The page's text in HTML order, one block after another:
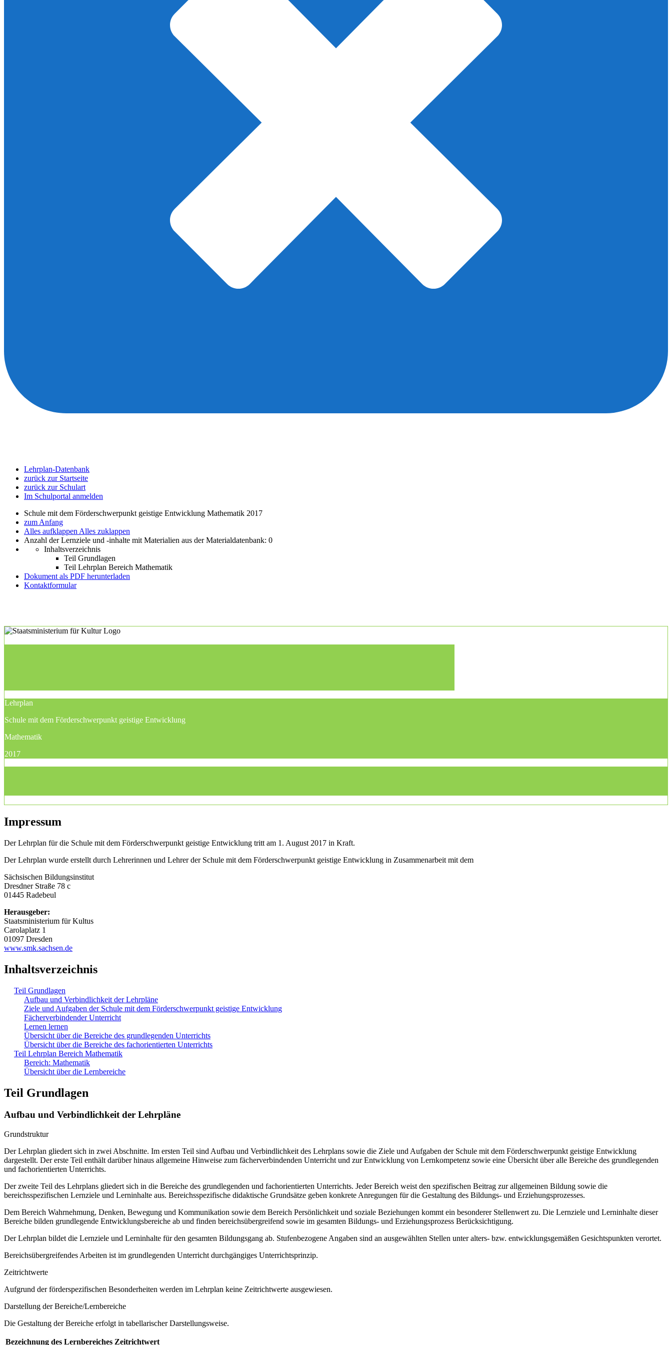
Lehrplan-Datenbank
zurück zur Startseite
zurück zur Schulart
Im Schulportal anmelden
Schule mit dem Förderschwerpunkt geistige Entwicklung Mathematik 2017
zum Anfang
Alles aufklappen Alles zuklappen
Anzahl der Lernziele und -inhalte mit Materialien aus der Materialdatenbank: 0
Inhaltsverzeichnis
Teil Grundlagen
Teil Lehrplan Bereich Mathematik
Dokument als PDF herunterladen
Kontaktformular
Lehrplan
Schule mit dem Förderschwerpunkt geistige Entwicklung
Mathematik
2017
Impressum
Der Lehrplan für die Schule mit dem Förderschwerpunkt geistige Entwicklung tritt am 1. August 2017 in Kraft.
Der Lehrplan wurde erstellt durch Lehrerinnen und Lehrer der Schule mit dem Förderschwerpunkt geistige Entwicklung in Zusammenarbeit mit dem
Sächsischen Bildungsinstitut
Dresdner Straße 78 c
01445 Radebeul
Herausgeber:
Staatsministerium für Kultus
Carolaplatz 1
01097 Dresden
www.smk.sachsen.de
Inhaltsverzeichnis
Teil Grundlagen
Aufbau und Verbindlichkeit der Lehrpläne
Ziele und Aufgaben der Schule mit dem Förderschwerpunkt geistige Entwicklung
Fächerverbindender Unterricht
Lernen lernen
Übersicht über die Bereiche des grundlegenden Unterrichts
Übersicht über die Bereiche des fachorientierten Unterrichts
Teil Lehrplan Bereich Mathematik
Bereich: Mathematik
Übersicht über die Lernbereiche
Teil Grundlagen
Aufbau und Verbindlichkeit der Lehrpläne
Grundstruktur
Der Lehrplan gliedert sich in zwei Abschnitte. Im ersten Teil sind Aufbau und Verbindlichkeit des Lehrplans sowie die Ziele und Aufgaben der Schule mit dem Förderschwerpunkt geistige Entwicklung
dargestellt. Der erste Teil enthält darüber hinaus allgemeine Hinweise zum fächerverbindenden Unterricht und zur Entwicklung von Lernkompetenz sowie eine Übersicht über alle Bereiche des grundlegenden
und fachorientierten Unterrichts.
Der zweite Teil des Lehrplans gliedert sich in die Bereiche des grundlegenden und fachorientierten Unterrichts. Jeder Bereich weist den spezifischen Beitrag zur allgemeinen Bildung sowie die
bereichsspezifischen Lernziele und Lerninhalte aus. Bereichsspezifische didaktische Grundsätze geben konkrete Anregungen für die Gestaltung des Bildungs- und Erziehungsprozesses.
Dem Bereich Wahrnehmung, Denken, Bewegung und Kommunikation sowie dem Bereich Persönlichkeit und soziale Beziehungen kommt ein besonderer Stellenwert zu. Die Lernziele und Lerninhalte dieser
Bereiche bilden grundlegende Entwicklungsbereiche ab und finden bereichsübergreifend sowie im gesamten Bildungs- und Erziehungsprozess Berücksichtigung.
Der Lehrplan bildet die Lernziele und Lerninhalte für den gesamten Bildungsgang ab. Stufenbezogene Angaben sind an ausgewählten Stellen unter alters- bzw. entwicklungsgemäßen Gesichtspunkten verortet.
Bereichsübergreifendes Arbeiten ist im grundlegenden Unterricht durchgängiges Unterrichtsprinzip.
Zeitrichtwerte
Aufgrund der förderspezifischen Besonderheiten werden im Lehrplan keine Zeitrichtwerte ausgewiesen.
Darstellung der Bereiche/Lernbereiche
Die Gestaltung der Bereiche erfolgt in tabellarischer Darstellungsweise.
Bezeichnung des Lernbereiches Zeitrichtwert